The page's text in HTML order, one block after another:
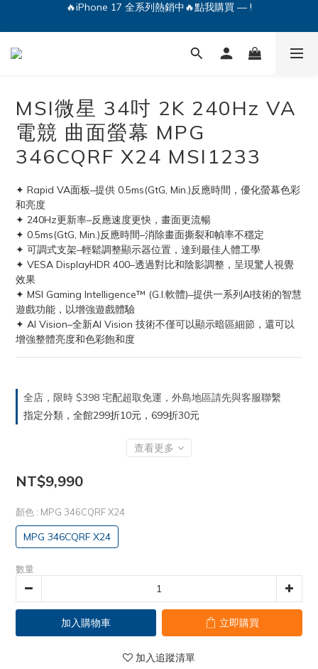
🔥iPhone 17 全系列熱銷中🔥點我購買 — !
💕加入Q哥 Line 新好友領優惠券！🎫
🔥iPhone 17 全系列熱銷中🔥點我購買 — !
MSI微星 34吋 2K 240Hz VA
電競 曲面螢幕 MPG
346CQRF X24 MSI1233
✦ Rapid VA面板–提供 0.5ms(GtG, Min.)反應時間，優化螢幕色彩
和亮度
✦ 240Hz更新率–反應速度更快，畫面更流暢
✦ 0.5ms(GtG, Min.)反應時間–消除畫面撕裂和幀率不穩定
✦ 可調式支架–輕鬆調整顯示器位置，達到最佳人體工學
✦ VESA DisplayHDR 400–透過對比和陰影調整，呈現驚人視覺
效果
✦ MSI Gaming Intelligence™ (G.I.軟體)–提供一系列AI技術的智慧
遊戲功能，以增強遊戲體驗
✦ AI Vision–全新AI Vision 技術不僅可以顯示暗區細節，還可以
增強整體亮度和色彩飽和度
全店，限時 $398 宅配超取免運，外島地區請先與客服聯繫
指定分類，全館299折10元，699折30元
查看更多
NT$9,990
顏色 : MPG 346CQRF X24
MPG 346CQRF X24
數量
加入購物車 立即購買
加入追蹤清單